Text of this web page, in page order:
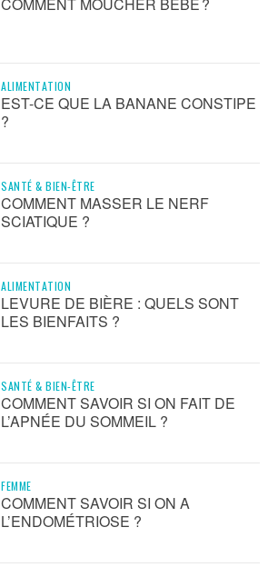
COMMENT MOUCHER BÉBÉ ?
ALIMENTATION
EST-CE QUE LA BANANE CONSTIPE
?
SANTÉ & BIEN-ÊTRE
COMMENT MASSER LE NERF
SCIATIQUE ?
ALIMENTATION
LEVURE DE BIÈRE : QUELS SONT
LES BIENFAITS ?
SANTÉ & BIEN-ÊTRE
COMMENT SAVOIR SI ON FAIT DE
L’APNÉE DU SOMMEIL ?
FEMME
COMMENT SAVOIR SI ON A
L’ENDOMÉTRIOSE ?